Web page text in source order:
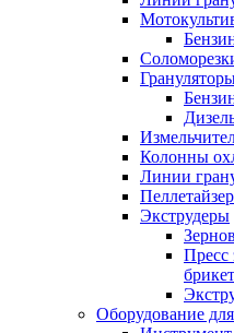
Колонны
Линии
Экструдеры
Пресс
Оборудование